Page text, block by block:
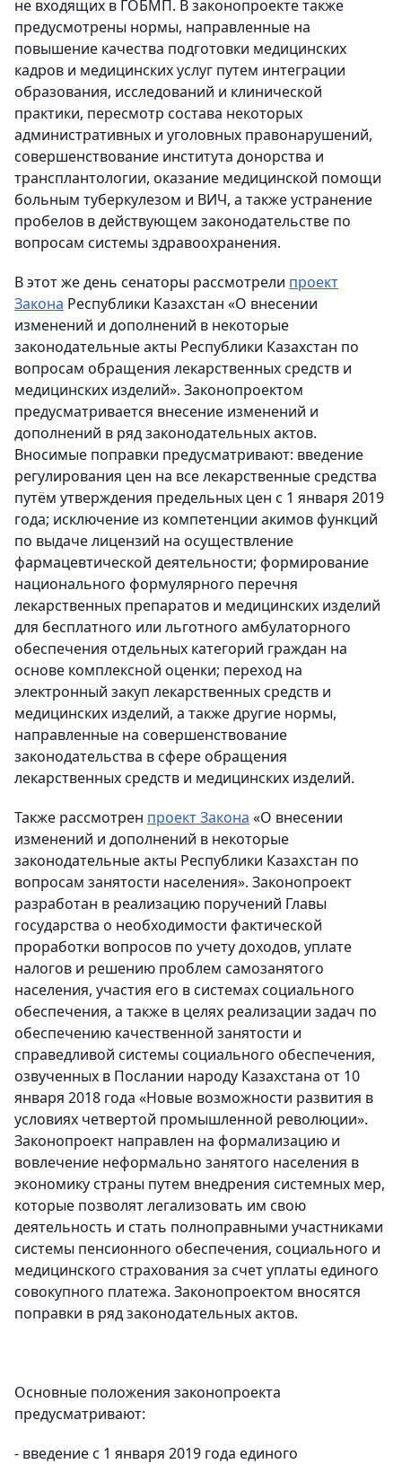
не входящих в ГОБМП. В законопроекте также
предусмотрены нормы, направленные на
повышение качества подготовки медицинских
кадров и медицинских услуг путем интеграции
образования, исследований и клинической
практики, пересмотр состава некоторых
административных и уголовных правонарушений,
совершенствование института донорства и
трансплантологии, оказание медицинской помощи
больным туберкулезом и ВИЧ, а также устранение
пробелов в действующем законодательстве по
вопросам системы здравоохранения.
В этот же день сенаторы рассмотрели проект
Закона Республики Казахстан «О внесении
изменений и дополнений в некоторые
законодательные акты Республики Казахстан по
вопросам обращения лекарственных средств и
медицинских изделий». Законопроектом
предусматривается внесение изменений и
дополнений в ряд законодательных актов.
Вносимые поправки предусматривают: введение
регулирования цен на все лекарственные средства
путём утверждения предельных цен с 1 января 2019
года; исключение из компетенции акимов функций
по выдаче лицензий на осуществление
фармацевтической деятельности; формирование
национального формулярного перечня
лекарственных препаратов и медицинских изделий
для бесплатного или льготного амбулаторного
обеспечения отдельных категорий граждан на
основе комплексной оценки; переход на
электронный закуп лекарственных средств и
медицинских изделий, а также другие нормы,
направленные на совершенствование
законодательства в сфере обращения
лекарственных средств и медицинских изделий.
Также рассмотрен проект Закона «О внесении
изменений и дополнений в некоторые
законодательные акты Республики Казахстан по
вопросам занятости населения». Законопроект
разработан в реализацию поручений Главы
государства о необходимости фактической
проработки вопросов по учету доходов, уплате
налогов и решению проблем самозанятого
населения, участия его в системах социального
обеспечения, а также в целях реализации задач по
обеспечению качественной занятости и
справедливой системы социального обеспечения,
озвученных в Послании народу Казахстана от 10
января 2018 года «Новые возможности развития в
условиях четвертой промышленной революции».
Законопроект направлен на формализацию и
вовлечение неформально занятого населения в
экономику страны путем внедрения системных мер,
которые позволят легализовать им свою
деятельность и стать полноправными участниками
системы пенсионного обеспечения, социального и
медицинского страхования за счет уплаты единого
совокупного платежа. Законопроектом вносятся
поправки в ряд законодательных актов.
Основные положения законопроекта
предусматривают:
- введение с 1 января 2019 года единого